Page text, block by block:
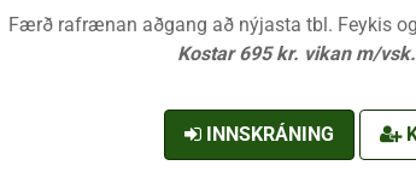
Færð rafrænan aðgang að nýjasta tbl. Feykis
Kostar 695 kr. vikan m/vsk.
INNSKRÁNING